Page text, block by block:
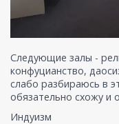
Следующие залы - р
конфуцианство,
слабо разбираюсь в
обязательно схожу и
Индуизм